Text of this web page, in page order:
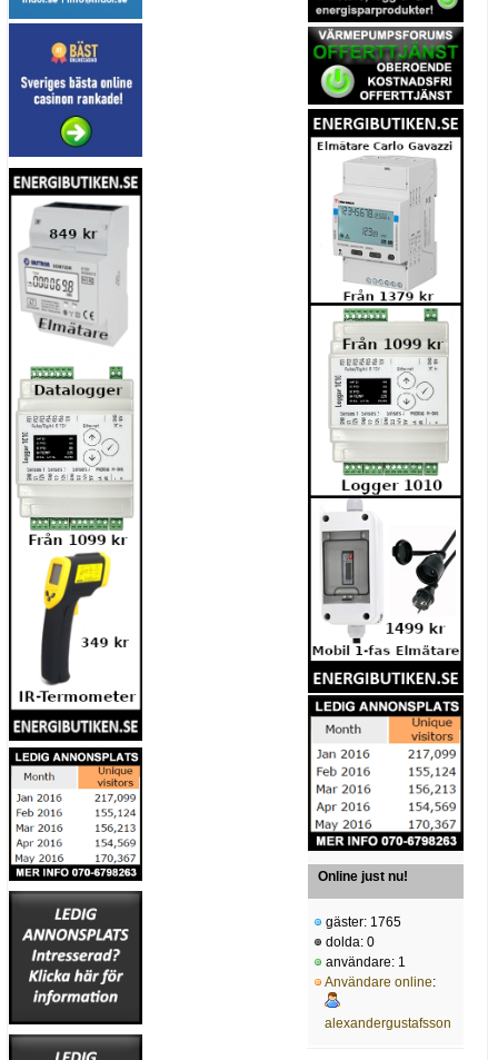
Online just nu!
gäster: 1765
dolda: 0
användare: 1
Användare online:
alexandergustafsson